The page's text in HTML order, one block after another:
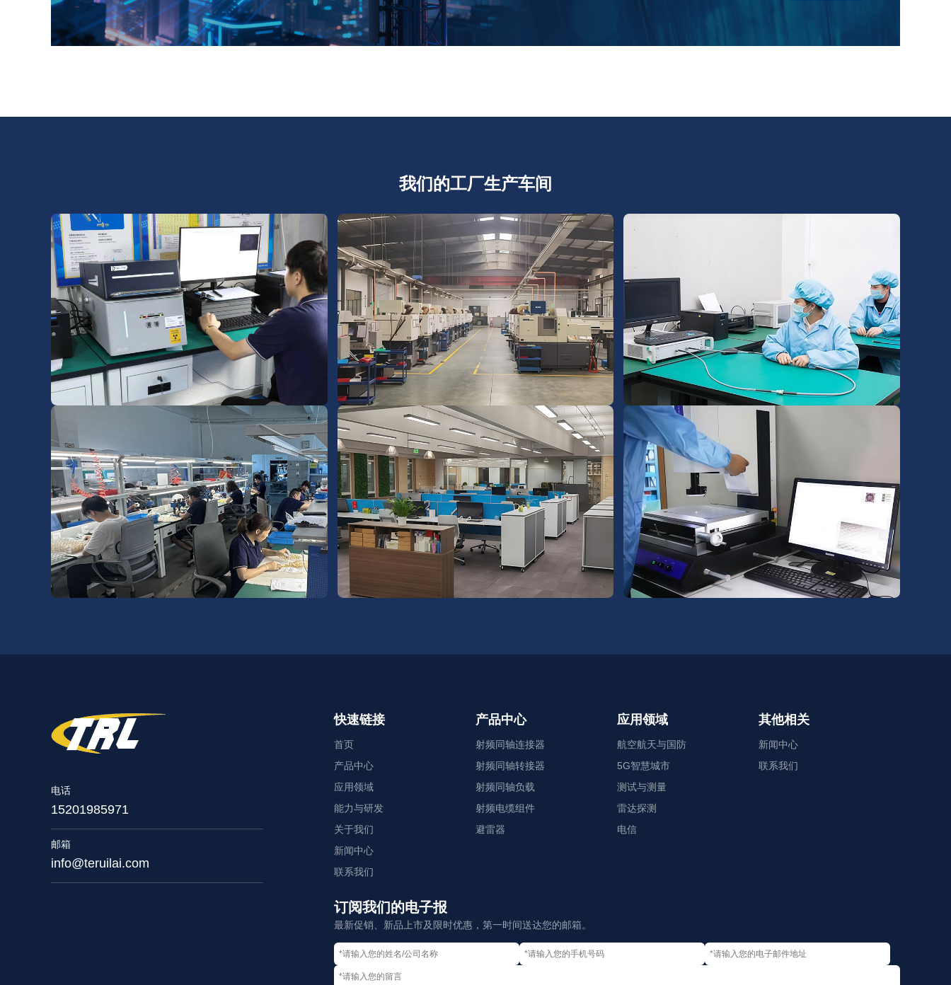
我们的工厂生产车间
电话
15201985971
邮箱
info@teruilai.com
快速链接
首页
产品中心
应用领域
能力与研发
关于我们
新闻中心
联系我们
产品中心
射频同轴连接器
射频同轴转接器
射频同轴负载
射频电缆组件
避雷器
应用领域
航空航天与国防
5G智慧城市
测试与测量
雷达探测
电信
其他相关
新闻中心
联系我们
订阅我们的电子报
最新促销、新品上市及限时优惠，第一时间送达您的邮箱。